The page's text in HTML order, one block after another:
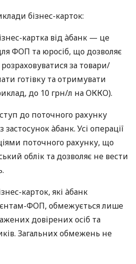
бізнес-карток:
картка від àбанк — це
ФОП та юросіб, що дозволяє
за товари/
готівку та отримувати
до 10 грн/л на ОККО).
до поточного рахунку
àбанк. Усі операції
поточного рахунку, що
облік та дозволяє не вести
карток, які àбанк
ФОП, обмежується лише
довірених осіб та
Загальних обмежень не